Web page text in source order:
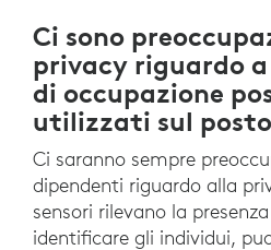
Ci sono
privacy riguardo a
di occupazione
utilizzati sul
Ci saranno sempre
dipendenti riguardo alla
sensori rilevano la
identificare gli individui,